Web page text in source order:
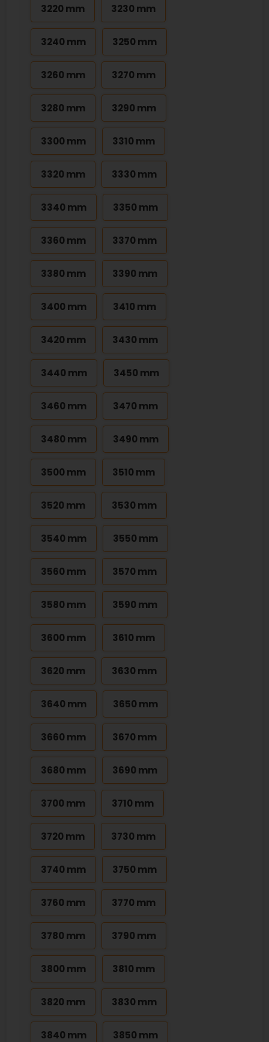
3220 mm 3230 mm
3240 mm 3250 mm
3260 mm 3270 mm
3280 mm 3290 mm
3300 mm 3310 mm
3320 mm 3330 mm
3340 mm 3350 mm
3360 mm 3370 mm
3380 mm 3390 mm
3400 mm 3410 mm
3420 mm 3430 mm
3440 mm 3450 mm
3460 mm 3470 mm
3480 mm 3490 mm
3500 mm 3510 mm
3520 mm 3530 mm
3540 mm 3550 mm
3560 mm 3570 mm
3580 mm 3590 mm
3600 mm 3610 mm
3620 mm 3630 mm
3640 mm 3650 mm
3660 mm 3670 mm
3680 mm 3690 mm
3700 mm 3710 mm
3720 mm 3730 mm
3740 mm 3750 mm
3760 mm 3770 mm
3780 mm 3790 mm
3800 mm 3810 mm
3820 mm 3830 mm
3840 mm 3850 mm